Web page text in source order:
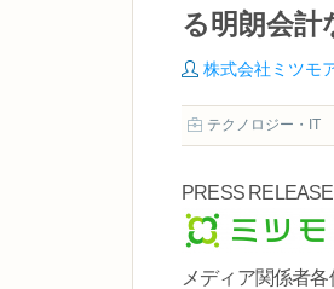
る明朗会計
株式会社ミツモ
テクノロジー・IT
PRESS RELEASE
メディア関係者各